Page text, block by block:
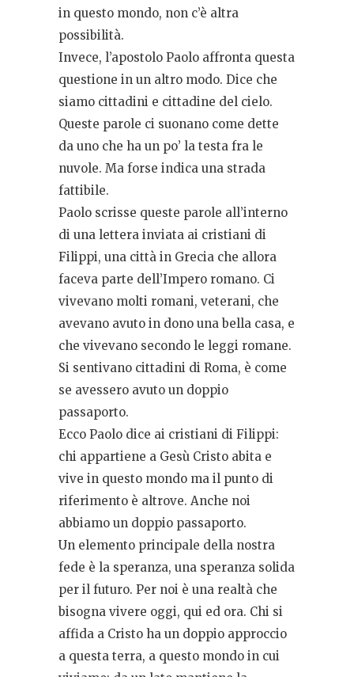
in questo mondo, non c’è altra
possibilità.
Invece, l’apostolo Paolo affronta questa
questione in un altro modo. Dice che
siamo cittadini e cittadine del cielo.
Queste parole ci suonano come dette
da uno che ha un po’ la testa fra le
nuvole. Ma forse indica una strada
fattibile.
Paolo scrisse queste parole all’interno
di una lettera inviata ai cristiani di
Filippi, una città in Grecia che allora
faceva parte dell’Impero romano. Ci
vivevano molti romani, veterani, che
avevano avuto in dono una bella casa, e
che vivevano secondo le leggi romane.
Si sentivano cittadini di Roma, è come
se avessero avuto un doppio
passaporto.
Ecco Paolo dice ai cristiani di Filippi:
chi appartiene a Gesù Cristo abita e
vive in questo mondo ma il punto di
riferimento è altrove. Anche noi
abbiamo un doppio passaporto.
Un elemento principale della nostra
fede è la speranza, una speranza solida
per il futuro. Per noi è una realtà che
bisogna vivere oggi, qui ed ora. Chi si
affida a Cristo ha un doppio approccio
a questa terra, a questo mondo in cui